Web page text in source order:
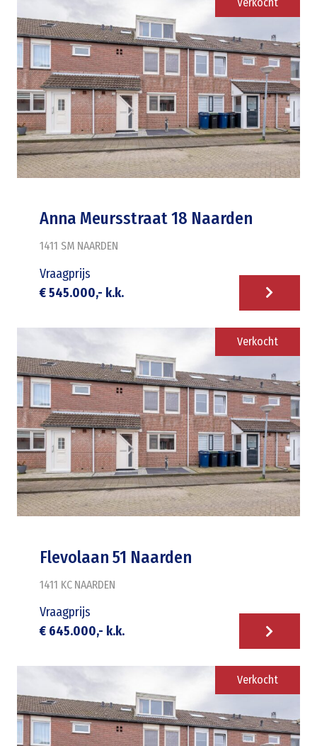
Verkocht
Anna Meursstraat 18 Naarden
1411 SM NAARDEN
Vraagprijs
€ 545.000,- k.k.
Verkocht
Flevolaan 51 Naarden
1411 KC NAARDEN
Vraagprijs
€ 645.000,- k.k.
Verkocht